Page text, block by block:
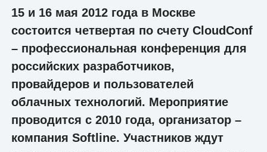
15 и 16 мая 2012 года в Москве
состоится четвертая по счету CloudConf
– профессиональная конференция для
российских разработчиков,
провайдеров и пользователей
облачных технологий. Мероприятие
проводится с 2010 года, организатор –
компания Softline. Участников ждут